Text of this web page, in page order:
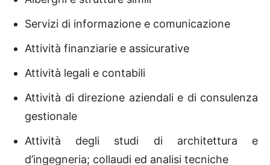
Servizi di informazione e comunicazione
Attività finanziarie e assicurative
Attività legali e contabili
Attività di direzione aziendali e di consulenza
gestionale
Attività degli studi di architettura e
d’ingegneria; collaudi ed analisi tecniche